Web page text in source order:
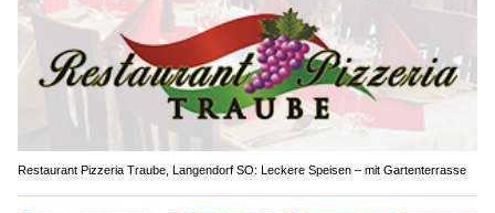
Restaurant Pizzeria Traube, Langendorf SO: Leckere Speisen – mit Gartenterrasse